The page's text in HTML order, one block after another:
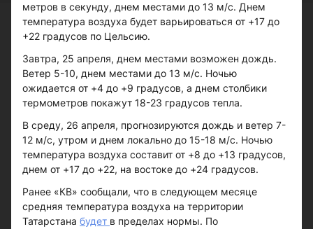
метров в секунду, днем местами до 13 м/с. Днем
температура воздуха будет варьироваться от +17 до
+22 градусов по Цельсию.
Завтра, 25 апреля, днем местами возможен дождь.
Ветер 5-10, днем местами до 13 м/с. Ночью
ожидается от +4 до +9 градусов, а днем столбики
термометров покажут 18-23 градусов тепла.
В среду, 26 апреля, прогнозируются дождь и ветер 7-
12 м/с, утром и днем локально до 15-18 м/с. Ночью
температура воздуха составит от +8 до +13 градусов,
днем от +17 до +22, на востоке до +24 градусов.
Ранее «КВ» сообщали, что в следующем месяце
средняя температура воздуха на территории
Татарстана будет в пределах нормы. По